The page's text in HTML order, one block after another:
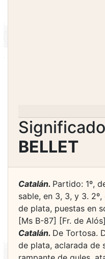
BELLET
Catalán. Partido: 1º,
sable, en 3, 3, y 3.
de plata, puestas en
[Ms B-87] [Fr. de
Catalán. De Tortosa.
de plata, aclarada de